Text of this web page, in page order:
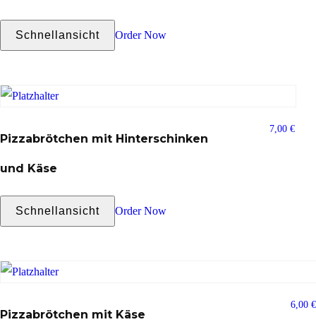
Schnellansicht Order Now
Pizzabrötchen mit Hinterschinken
und Käse
7,00 €
Schnellansicht Order Now
Pizzabrötchen mit Käse
6,00 €